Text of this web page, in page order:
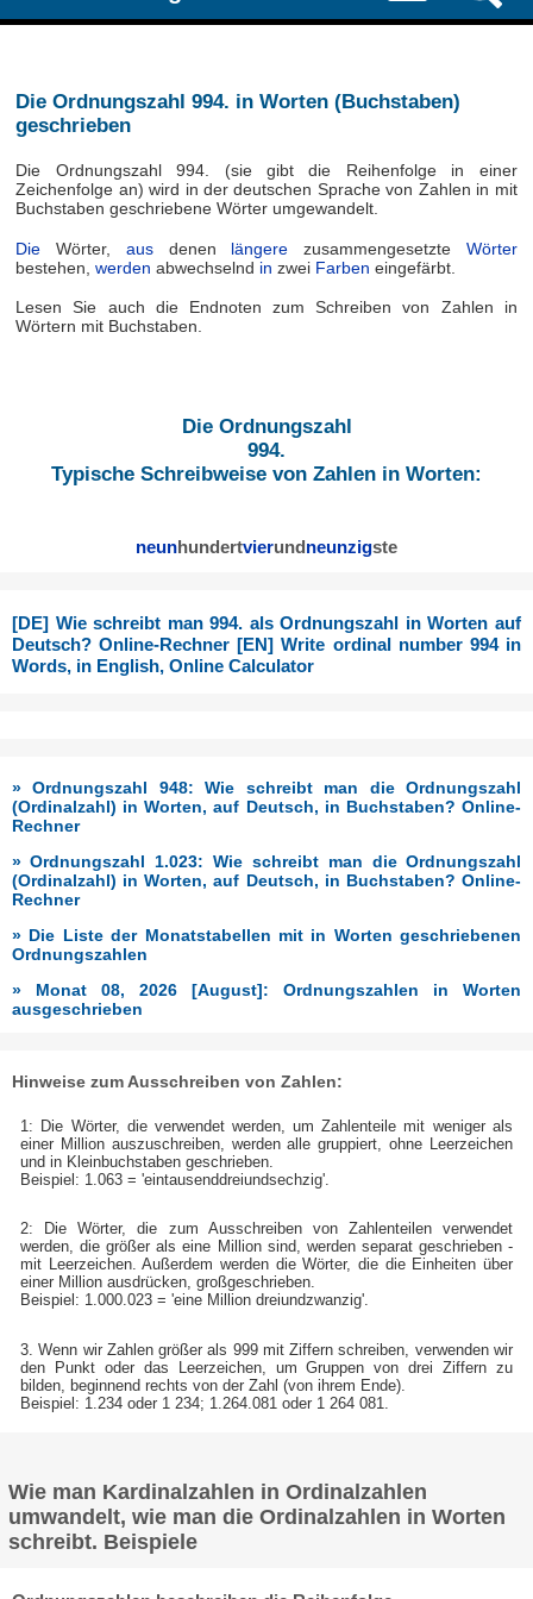
Die Ordnungszahl 994. in Worten (Buchstaben)
geschrieben
Die Ordnungszahl 994. (sie gibt die Reihenfolge in einer
Zeichenfolge an) wird in der deutschen Sprache von Zahlen in mit
Buchstaben geschriebene Wörter umgewandelt.
Die Wörter, ausdenen längere zusammengesetzte Wörter
bestehen,werden abwechselnd in zwei Farben eingefärbt.
Lesen Sie auch die Endnoten zum Schreiben von Zahlen in
Wörtern mit Buchstaben.
Die Ordnungszahl
994.
Typische Schreibweise von Zahlen in Worten:
neunhundertvierundneunzigste
[DE] Wie schreibt man 994. als Ordnungszahl in Worten auf
Deutsch? Online-Rechner [EN] Write ordinal number 994 in
Words, in English, Online Calculator
» Ordnungszahl 948: Wie schreibt man die Ordnungszahl
(Ordinalzahl) in Worten, auf Deutsch, in Buchstaben? Online-
Rechner
» Ordnungszahl 1.023: Wie schreibt man die Ordnungszahl
(Ordinalzahl) in Worten, auf Deutsch, in Buchstaben? Online-
Rechner
» Die Liste der Monatstabellen mit in Worten geschriebenen
Ordnungszahlen
» Monat 08, 2026 [August]: Ordnungszahlen in Worten
ausgeschrieben
Hinweise zum Ausschreiben von Zahlen:
1: Die Wörter, die verwendet werden, um Zahlenteile mit weniger als
einer Million auszuschreiben, werden alle gruppiert, ohne Leerzeichen
und in Kleinbuchstaben geschrieben.
Beispiel: 1.063 = 'eintausenddreiundsechzig'.
2: Die Wörter, die zum Ausschreiben von Zahlenteilen verwendet
werden, die größer als eine Million sind, werden separat geschrieben -
mit Leerzeichen. Außerdem werden die Wörter, die die Einheiten über
einer Million ausdrücken, großgeschrieben.
Beispiel: 1.000.023 = 'eine Million dreiundzwanzig'.
3. Wenn wir Zahlen größer als 999 mit Ziffern schreiben, verwenden wir
den Punkt oder das Leerzeichen, um Gruppen von drei Ziffern zu
bilden, beginnend rechts von der Zahl (von ihrem Ende).
Beispiel: 1.234 oder 1 234; 1.264.081 oder 1 264 081.
Wie man Kardinalzahlen in Ordinalzahlen
umwandelt, wie man die Ordinalzahlen in Worten
schreibt. Beispiele